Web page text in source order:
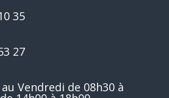
35
27
Vendredi de 08h30 à